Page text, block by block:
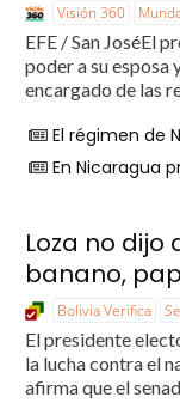
Visión 360
EFE / San JoséEl
poder a su esposa
encargado de las
El régimen de
En Nicaragua
Loza no dijo
banano,
Bolivia Verifica
El presidente
la lucha contra el
afirma que el